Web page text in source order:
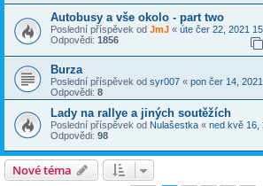
Autobusy a vše okolo - part two
Poslední příspěvek od JmJ « úte čer 22, 2021
Odpovědi: 1856
Burza
Poslední příspěvek od syr007 « pon čer 14,
Odpovědi: 8
Lady na rallye a jiných soutěžích
Poslední příspěvek od Nulašestka « ned kvě 16,
Odpovědi: 98
Nové téma